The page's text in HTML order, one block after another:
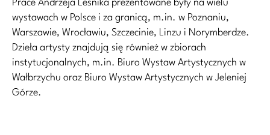
Prace Andrzeja Leśnika prezentowane były na wielu
wystawach w Polsce i za granicą, m.in. w Poznaniu,
Warszawie, Wrocławiu, Szczecinie, Linzu i Norymberdze.
Dzieła artysty znajdują się również w zbiorach
instytucjonalnych, m.in. Biuro Wystaw Artystycznych w
Wałbrzychu oraz Biuro Wystaw Artystycznych w Jeleniej
Górze.